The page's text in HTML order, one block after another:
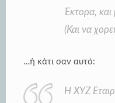
Έκτορα,
(Και να
…ή κάτι σαν αυτό:
Η XYZ